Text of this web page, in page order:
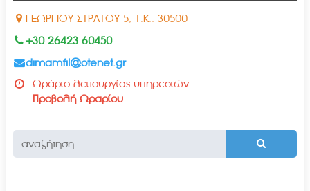
ΓΕΩΡΓΙΟΥ ΣΤΡΑΤΟΥ 5, Τ.Κ.: 30500
+30 26423 60450
dimamfil@otenet.gr
Ωράριο λειτουργίας υπηρεσιών:
Προβολή Ωραρίου